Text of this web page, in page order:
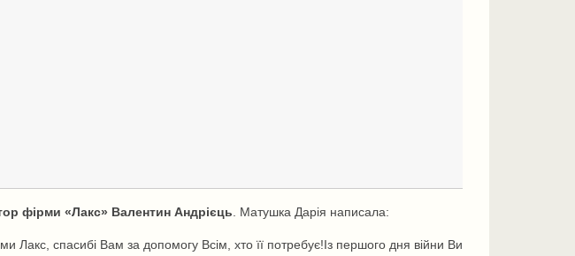
фірми «Лакс» Валентин Андрієць . Матушка Дарія написала:
Лакс, спасибі Вам за допомогу Всім, хто її потребує!Із першого дня війни Ви